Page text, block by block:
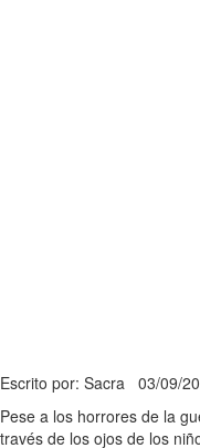
Escrito por: Sacra 03/09/
Pese a los horrores de la
través de los ojos de los